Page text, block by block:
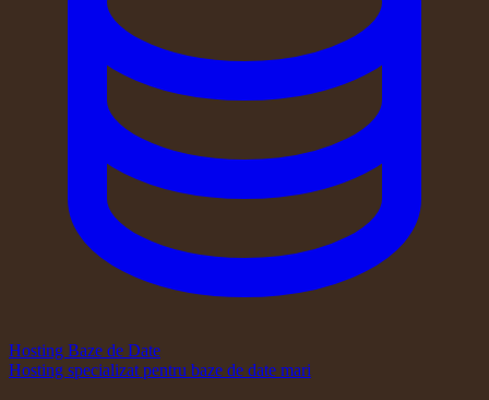
Hosting Baze de Date
Hosting specializat pentru baze de date mari